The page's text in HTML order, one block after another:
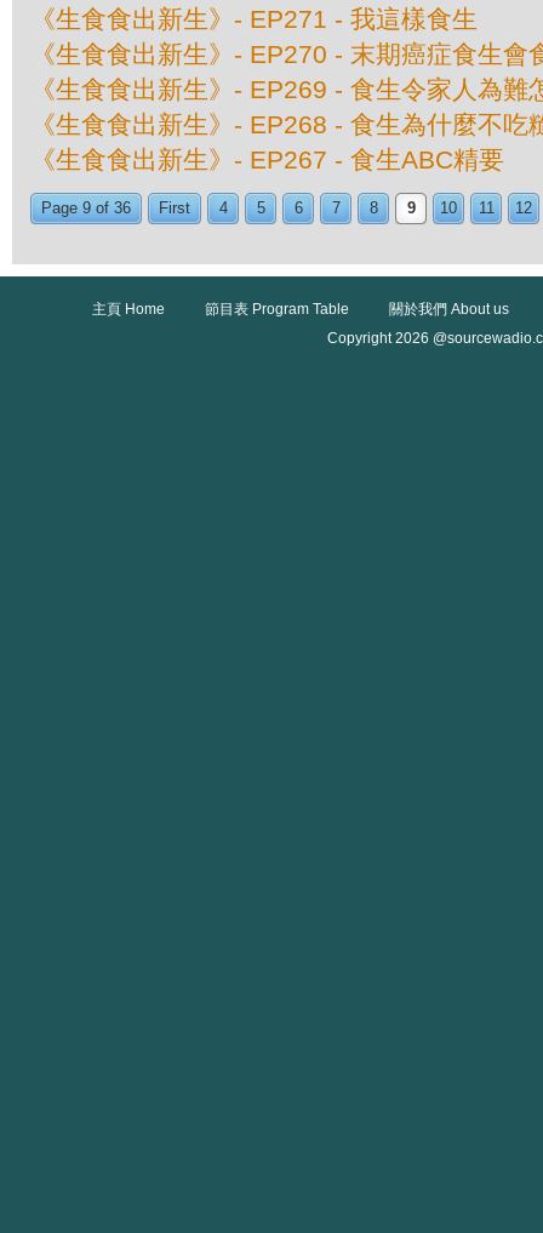
《生食食出新生》- EP271 - 我這樣食生
《生食食出新生》- EP270 - 末期癌症食生會
《生食食出新生》- EP269 - 食生令家人為難
《生食食出新生》- EP268 - 食生為什麼不吃
《生食食出新生》- EP267 - 食生ABC精要
Page 9 of 36 First 4 5 6 7 8 9 10 11 12
主頁 Home 節目表 Program Table
關於我們 About us
Copyright 2026